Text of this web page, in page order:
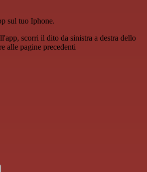
sul tuo Iphone.
scorri il dito da sinistra a destra dello
alle pagine precedenti